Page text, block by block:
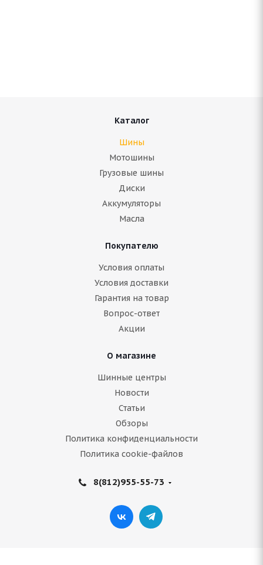
Bridgestone Blizzak Spike-02 235/60 R16 100T
Подробнее
Bridgestone Ice Cruiser 7000 235/60 R16 100T
Каталог
Шины
Мотошины
Грузовые шины
Диски
Аккумуляторы
Масла
Покупателю
Условия оплаты
Условия доставки
Гарантия на товар
Вопрос-ответ
Акции
О магазине
Шинные центры
Новости
Статьи
Обзоры
Политика конфиденциальности
Политика cookie-файлов
8(812)955-55-73